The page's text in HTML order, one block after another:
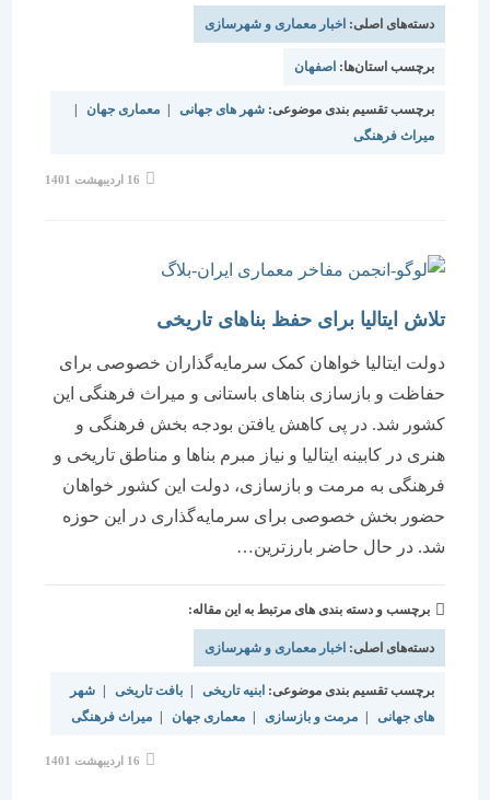
دسته‌های اصلی:اخبار معماری و شهرسازی
برچسب استان‌ها:اصفهان
برچسب تقسیم بندی موضوعی:شهر های جهانی | معماری جهان
|
میراث فرهنگی
تلاش ایتالیا برای حفظ بناهای تاریخی
دولت ایتالیا خواهان کمک سرمایه‌گذاران خصوصی برای
حفاظت و بازسازی بناهای باستانی و میراث فرهنگی این
کشور شد. در پی کاهش یافتن بودجه بخش فرهنگی و
هنری در کابینه ایتالیا و نیاز مبرم بناها و مناطق تاریخی و
فرهنگی به مرمت و بازسازی، دولت این کشور خواهان
حضور بخش خصوصی برای سرمایه‌گذاری در این حوزه
شد. در حال حاضر بارزترین…
برچسب و دسته بندی های مرتبط به این مقاله:
دسته‌های اصلی:اخبار معماری و شهرسازی
برچسب تقسیم بندی موضوعی:ابنیه تاریخی | بافت تاریخی | شهر
های جهانی
| مرمت و بازسازی | معماری جهان | میراث فرهنگی